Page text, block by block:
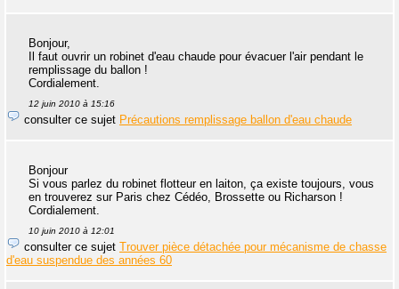
Bonjour,
Il faut ouvrir un robinet d'eau chaude pour évacuer l'air pendant le
remplissage du ballon !
Cordialement.
12 juin 2010 à 15:16
consulter ce sujet Précautions remplissage ballon d'eau chaude
Bonjour
Si vous parlez du robinet flotteur en laiton, ça existe toujours, vous
en trouverez sur Paris chez Cédéo, Brossette ou Richarson !
Cordialement.
10 juin 2010 à 12:01
consulter ce sujet Trouver pièce détachée pour mécanisme de chasse
d'eau suspendue des années 60